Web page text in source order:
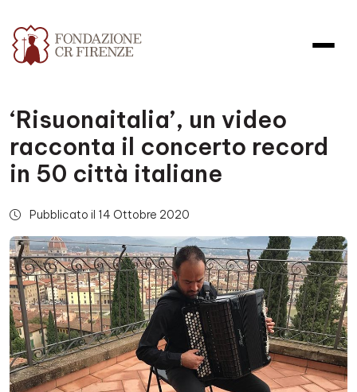
‘Risuonaitalia’, un video
racconta il concerto record
in 50 città italiane
Pubblicato il 14 Ottobre 2020